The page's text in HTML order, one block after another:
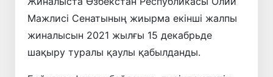
Мажлисі Сенатының жиырма екінші жалпы
жиналысын 2021 жылғы 15 декабрьде
шақыру туралы қаулы қабылданды.